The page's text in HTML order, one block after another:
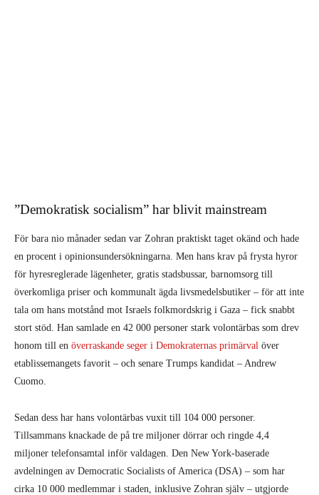
”Demokratisk socialism” har blivit mainstream
För bara nio månader sedan var Zohran praktiskt taget okänd och hade
en procent i opinionsundersökningarna. Men hans krav på frysta hyror
för hyresreglerade lägenheter, gratis stadsbussar, barnomsorg till
överkomliga priser och kommunalt ägda livsmedelsbutiker – för att inte
tala om hans motstånd mot Israels folkmordskrig i Gaza – fick snabbt
stort stöd. Han samlade en 42 000 personer stark volontärbas som drev
honom till en överraskande seger i Demokraternas primärval över
etablissemangets favorit – och senare Trumps kandidat – Andrew
Cuomo.
Sedan dess har hans volontärbas vuxit till 104 000 personer.
Tillsammans knackade de på tre miljoner dörrar och ringde 4,4
miljoner telefonsamtal inför valdagen. Den New York-baserade
avdelningen av Democratic Socialists of America (DSA) – som har
cirka 10 000 medlemmar i staden, inklusive Zohran själv – utgjorde